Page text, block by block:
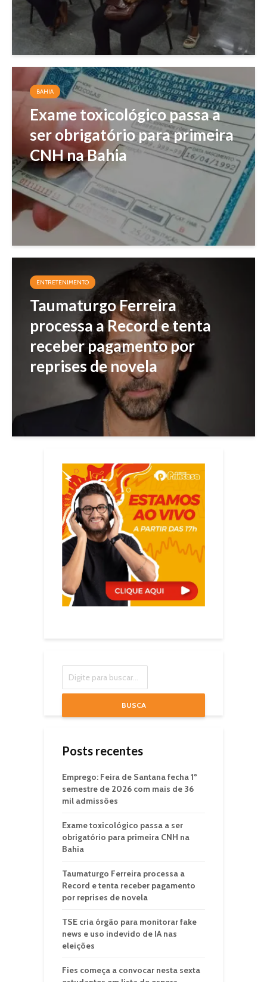
BAHIA
Exame toxicológico passa a
ser obrigatório para primeira
CNH na Bahia
ENTRETENIMENTO
Taumaturgo Ferreira
processa a Record e tenta
receber pagamento por
reprises de novela
BUSCA
Posts recentes
Emprego: Feira de Santana fecha 1º
semestre de 2026 com mais de 36
mil admissões
Exame toxicológico passa a ser
obrigatório para primeira CNH na
Bahia
Taumaturgo Ferreira processa a
Record e tenta receber pagamento
por reprises de novela
TSE cria órgão para monitorar fake
news e uso indevido de IA nas
eleições
Fies começa a convocar nesta sexta